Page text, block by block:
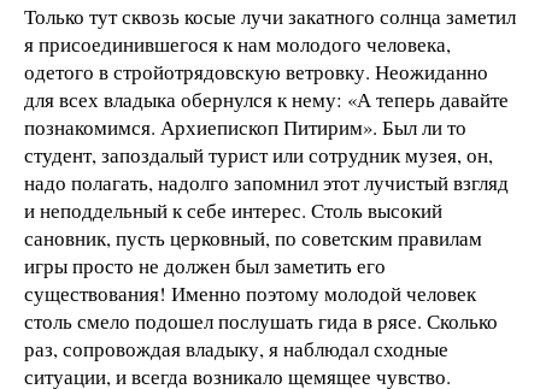
Только тут сквозь косые лучи закатного солнца заметил
я присоединившегося к нам молодого человека,
одетого в стройотрядовскую ветровку. Неожиданно
для всех владыка обернулся к нему: «А теперь давайте
познакомимся. Архиепископ Питирим». Был ли то
студент, запоздалый турист или сотрудник музея, он,
надо полагать, надолго запомнил этот лучистый взгляд
и неподдельный к себе интерес. Столь высокий
сановник, пусть церковный, по советским правилам
игры просто не должен был заметить его
существования! Именно поэтому молодой человек
столь смело подошел послушать гида в рясе. Сколько
раз, сопровождая владыку, я наблюдал сходные
ситуации, и всегда возникало щемящее чувство.